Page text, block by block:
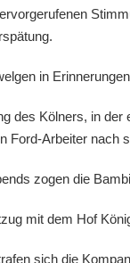
in Erinnerungen
des Kölners, in
Ford-Arbeiter nach
zogen die
mit dem Hof
sich die